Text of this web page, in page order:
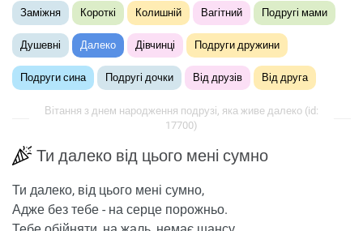
Заміжня Короткі Колишній Вагітний Подругі мами
Душевні Далеко Дівчинці Подруги дружини
Подруги сина Подругі дочки Від друзів Від друга
Вітання з днем ​​народження подрузі, яка живе далеко (id:
17700)
Ти далеко від цього мені сумно
Ти далеко, від цього мені сумно,
Адже без тебе - на серце порожньо.